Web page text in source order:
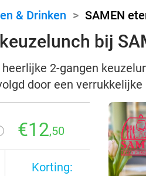
& Drinken > SAMEN
bij
2-gangen
door een
€12,50
Korting: